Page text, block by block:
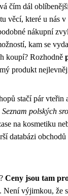
čím dál
věcí, které u nás
nákupní
kam se
koupí? Rozhodně
produkt
stačí pár vteřin
Seznam polských
na kosmetiku
databázi
Ceny jsou tam
Není výjimkou, že